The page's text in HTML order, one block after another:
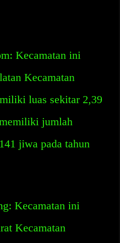
Kecamatan ini
Kecamatan
luas sekitar 2,39
jumlah
jiwa pada tahun
Kecamatan ini
Kecamatan